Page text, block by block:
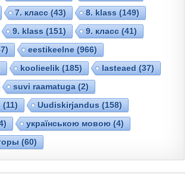
7. класс (43) 8. klass (149)
9. klass (151) 9. класс (41)
eestikeelne (966)
koolieelik (185) lasteaed (37)
suvi raamatuga (2)
(11) Uudiskirjandus (158)
українською мовою (4)
(60)